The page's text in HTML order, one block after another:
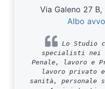
Via Galeno 27
Albo
Lo Studio
specialisti nei
Penale, lavoro e
lavoro privato
sanità, personale